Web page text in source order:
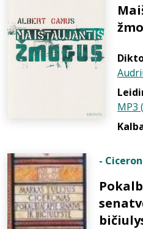
MP3
-